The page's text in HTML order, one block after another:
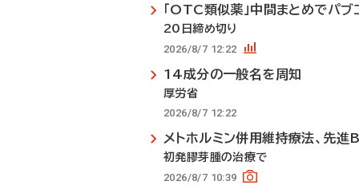
「OTC類似薬」中間まとめでパブ
20日締め切り
2026/8/7 12:22
14成分の一般名を周知
厚労省
2026/8/7 12:22
メトホルミン併用維持療法、先進
初発膠芽腫の治療で
2026/8/7 10:39